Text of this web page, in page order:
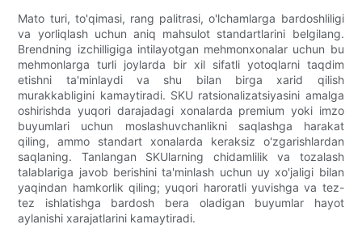
Mato turi, to'qimasi, rang palitrasi, o'lchamlarga bardoshliligi
va yorliqlash uchun aniq mahsulot standartlarini belgilang.
Brendning izchilligiga intilayotgan mehmonxonalar uchun bu
mehmonlarga turli joylarda bir xil sifatli yotoqlarni taqdim
etishni ta'minlaydi va shu bilan birga xarid qilish
murakkabligini kamaytiradi. SKU ratsionalizatsiyasini amalga
oshirishda yuqori darajadagi xonalarda premium yoki imzo
buyumlari uchun moslashuvchanlikni saqlashga harakat
qiling, ammo standart xonalarda keraksiz o'zgarishlardan
saqlaning. Tanlangan SKUlarning chidamlilik va tozalash
talablariga javob berishini ta'minlash uchun uy xo'jaligi bilan
yaqindan hamkorlik qiling; yuqori haroratli yuvishga va tez-
tez ishlatishga bardosh bera oladigan buyumlar hayot
aylanishi xarajatlarini kamaytiradi.